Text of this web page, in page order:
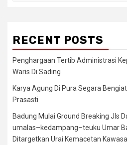
RECENT POSTS
Penghargaan Tertib Administrasi
Waris Di Sading
Karya Agung Di Pura Segara
Prasasti
Badung Mulai Ground Breaking Jls
umalas–kedampang–teuku Umar
Ditargetkan Urai Kemacetan